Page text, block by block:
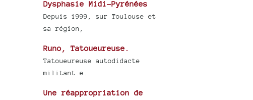
Dysphasie Midi-Pyrénées
Depuis 1999, sur Toulouse et
sa région,
Runo, Tatoueureuse.
Tatoueureuse autodidacte
militant.e.
Une réappropriation de